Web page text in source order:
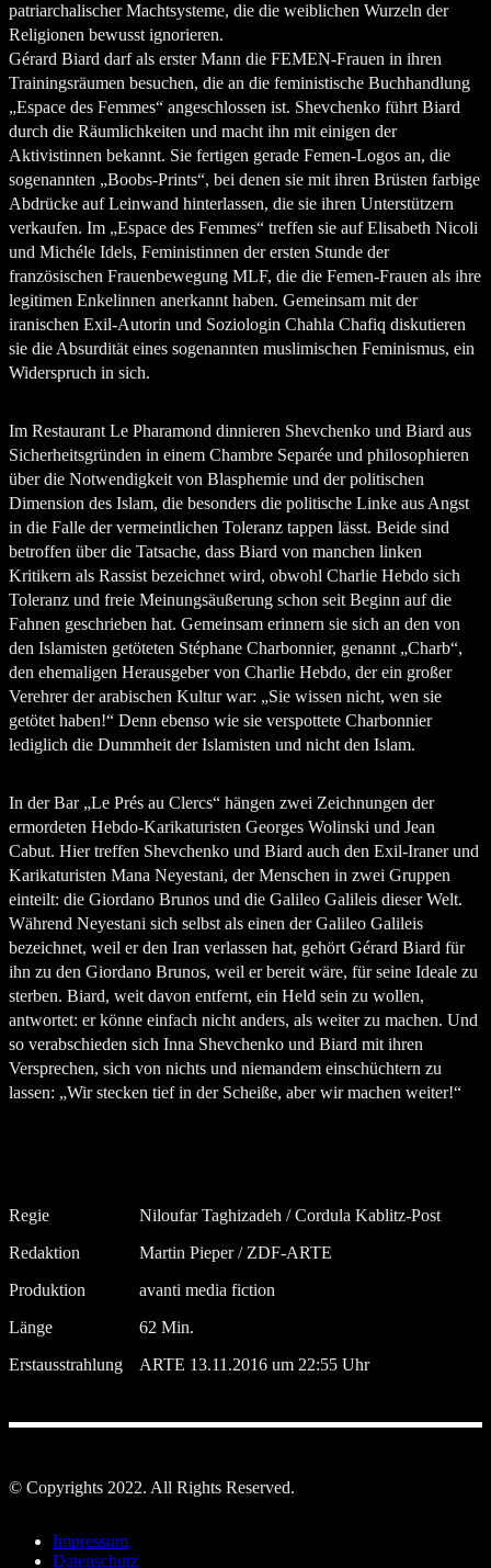
patriarchalischer Machtsysteme, die die weiblichen Wurzeln der
Religionen bewusst ignorieren.
Gérard Biard darf als erster Mann die FEMEN-Frauen in ihren
Trainingsräumen besuchen, die an die feministische Buchhandlung
„Espace des Femmes“ angeschlossen ist. Shevchenko führt Biard
durch die Räumlichkeiten und macht ihn mit einigen der
Aktivistinnen bekannt. Sie fertigen gerade Femen-Logos an, die
sogenannten „Boobs-Prints“, bei denen sie mit ihren Brüsten farbige
Abdrücke auf Leinwand hinterlassen, die sie ihren Unterstützern
verkaufen. Im „Espace des Femmes“ treffen sie auf Elisabeth Nicoli
und Michéle Idels, Feministinnen der ersten Stunde der
französischen Frauenbewegung MLF, die die Femen-Frauen als ihre
legitimen Enkelinnen anerkannt haben. Gemeinsam mit der
iranischen Exil-Autorin und Soziologin Chahla Chafiq diskutieren
sie die Absurdität eines sogenannten muslimischen Feminismus, ein
Widerspruch in sich.
Im Restaurant Le Pharamond dinnieren Shevchenko und Biard aus
Sicherheitsgründen in einem Chambre Separée und philosophieren
über die Notwendigkeit von Blasphemie und der politischen
Dimension des Islam, die besonders die politische Linke aus Angst
in die Falle der vermeintlichen Toleranz tappen lässt. Beide sind
betroffen über die Tatsache, dass Biard von manchen linken
Kritikern als Rassist bezeichnet wird, obwohl Charlie Hebdo sich
Toleranz und freie Meinungsäußerung schon seit Beginn auf die
Fahnen geschrieben hat. Gemeinsam erinnern sie sich an den von
den Islamisten getöteten Stéphane Charbonnier, genannt „Charb“,
den ehemaligen Herausgeber von Charlie Hebdo, der ein großer
Verehrer der arabischen Kultur war: „Sie wissen nicht, wen sie
getötet haben!“ Denn ebenso wie sie verspottete Charbonnier
lediglich die Dummheit der Islamisten und nicht den Islam.
In der Bar „Le Prés au Clercs“ hängen zwei Zeichnungen der
ermordeten Hebdo-Karikaturisten Georges Wolinski und Jean
Cabut. Hier treffen Shevchenko und Biard auch den Exil-Iraner und
Karikaturisten Mana Neyestani, der Menschen in zwei Gruppen
einteilt: die Giordano Brunos und die Galileo Galileis dieser Welt.
Während Neyestani sich selbst als einen der Galileo Galileis
bezeichnet, weil er den Iran verlassen hat, gehört Gérard Biard für
ihn zu den Giordano Brunos, weil er bereit wäre, für seine Ideale zu
sterben. Biard, weit davon entfernt, ein Held sein zu wollen,
antwortet: er könne einfach nicht anders, als weiter zu machen. Und
so verabschieden sich Inna Shevchenko und Biard mit ihren
Versprechen, sich von nichts und niemandem einschüchtern zu
lassen: „Wir stecken tief in der Scheiße, aber wir machen weiter!“
Regie
Niloufar Taghizadeh / Cordula Kablitz-Post
Redaktion
Martin Pieper / ZDF-ARTE
Produktion
avanti media fiction
Länge
62 Min.
Erstausstrahlung
ARTE 13.11.2016 um 22:55 Uhr
© Copyrights 2022. All Rights Reserved.
Impressum
Datenschutz